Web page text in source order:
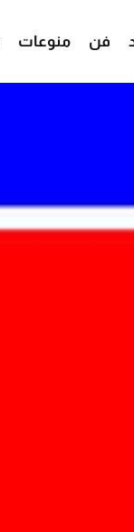
فن منوعات